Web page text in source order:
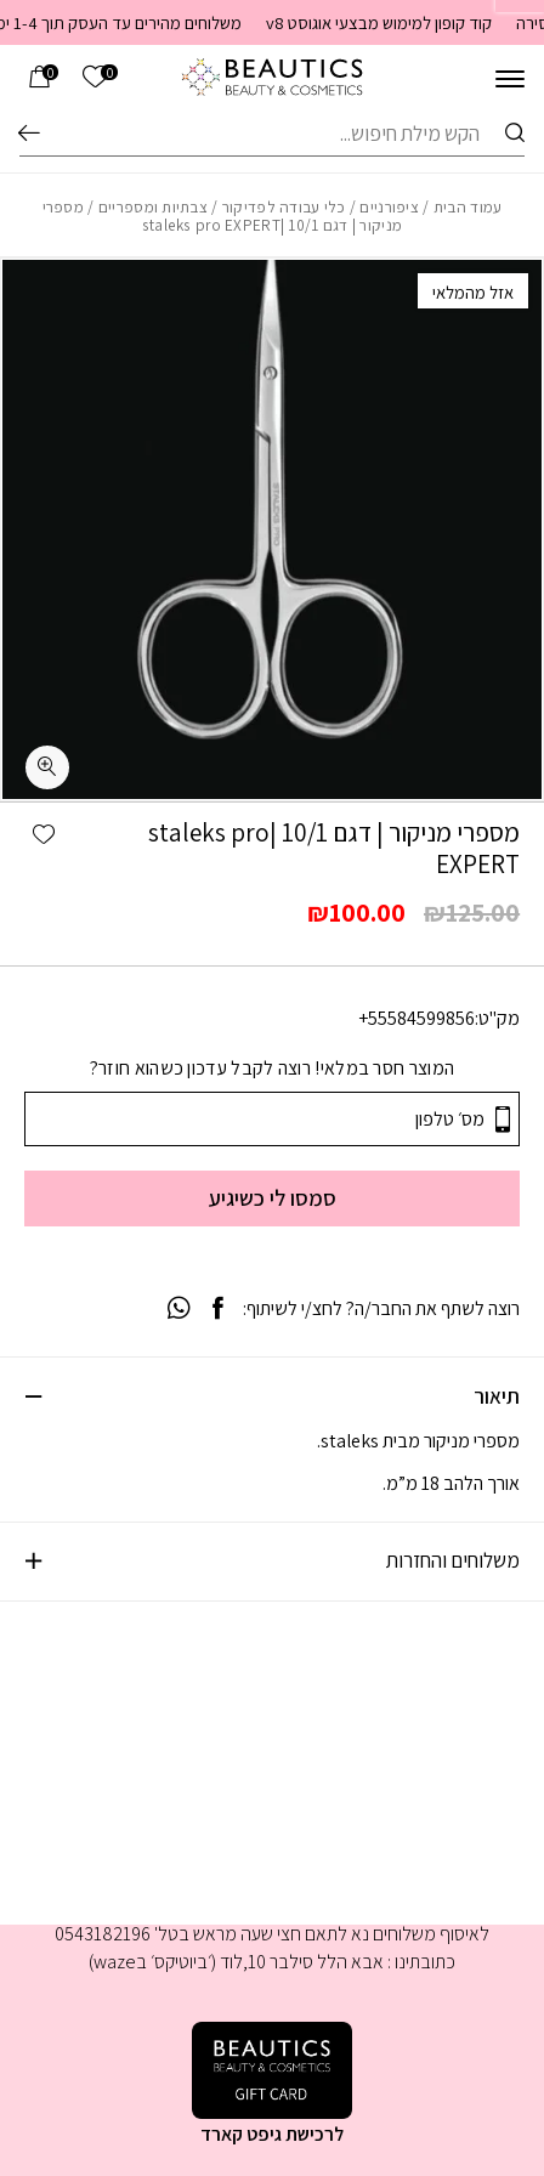
Skip to Content
קוד קופון למימוש מבצעי אוגוסט v8 משלוחים מהירים עד העסק תוך 1-4 ימי עסקים. משלוחים חינם מעל 399 שקלים חדש באתר! ניתן לשלם במזומן לשליח בעת המסירה
0 הרשימה
0
חיפוש
עמוד הבית / ציפורניים / כלי עבודה לפדיקור / צבתיות ומספריים / מספרי
מניקור | דגם 10/1 |staleks pro EXPERT
מספרי מניקור | דגם 10/1 |staleks pro
EXPERT
₪125.00
המחיר
היה:
₪125.00.
₪100.00
המחיר
הוא:
מק"ט:55584599856+
המוצר חסר במלאי! רוצה לקבל עדכון כשהוא חוזר?
סמסו לי כשיגיע
תיאור
מספרי מניקור מבית staleks.
אורך הלהב 18 מ”מ.
משלוחים והחזרות
רוצה לשתף את החבר/ה? לחצ/י לשיתוף:
אזל מהמלאי
לאיסוף משלוחים נא לתאם חצי שעה מראש בטל' 0543182196
כתובתינו : אבא הלל סילבר 10,לוד (׳ביוטיקס׳ בwaze)
לרכישת גיפט קארד
בחזרה למעלה